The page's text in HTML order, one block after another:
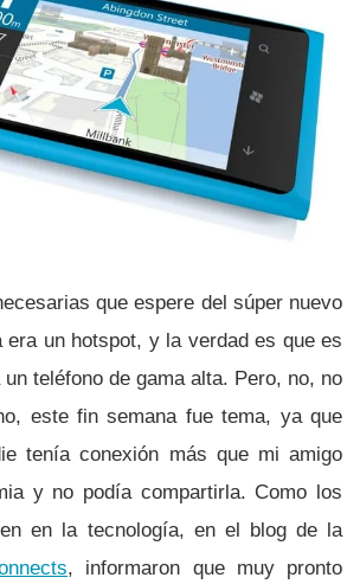
que espere del súper nuevo
era un hotspot, y la verdad es que es
teléfono de gama alta. Pero, no, no
este fin semana fue tema, ya que
tení­a conexión más que mi amigo
y no podí­a compartirla. Como los
en la tecnologí­a, en el blog de la
, informaron que muy pronto